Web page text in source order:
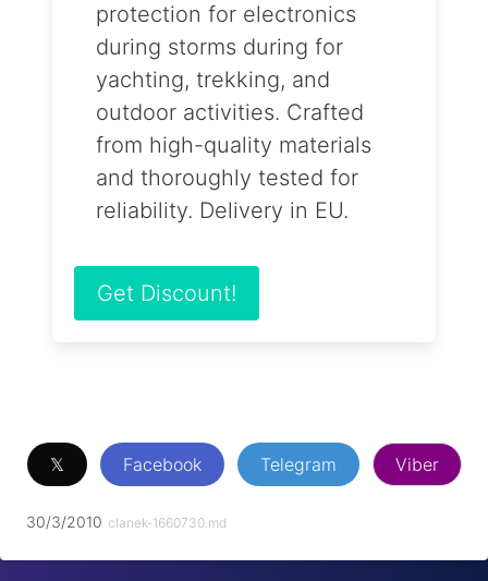
protection for electronics
during storms during for
yachting, trekking, and
outdoor activities. Crafted
from high-quality materials
and thoroughly tested for
reliability. Delivery in EU.
Get Discount!
𝕏 Facebook Telegram Viber
30/3/2010 clanek-1660730.md